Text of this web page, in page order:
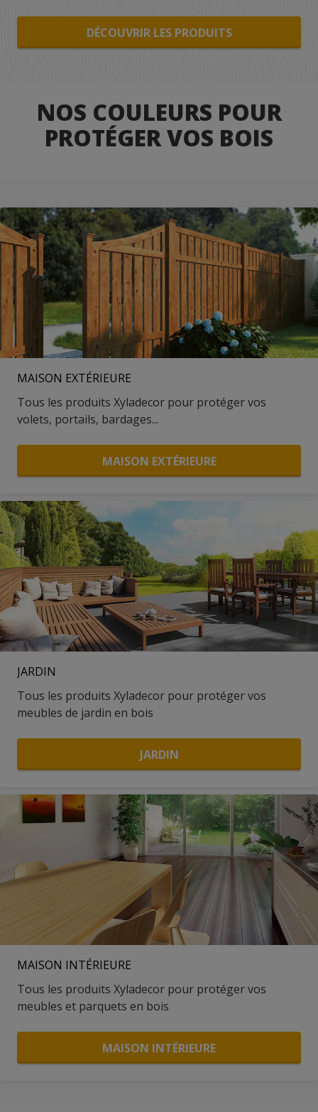
DÉCOUVRIR LES PRODUITS
NOS COULEURS POUR
PROTÉGER VOS BOIS
MAISON EXTÉRIEURE
Tous les produits Xyladecor pour protéger vos
volets, portails, bardages...
MAISON EXTÉRIEURE
JARDIN
Tous les produits Xyladecor pour protéger vos
meubles de jardin en bois
JARDIN
MAISON INTÉRIEURE
Tous les produits Xyladecor pour protéger vos
meubles et parquets en bois
MAISON INTÉRIEURE